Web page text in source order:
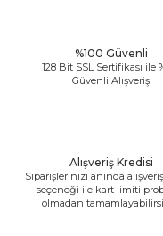
%100 Güvenli
128 Bit SSL Sertifikası ile
Güvenli Alışveriş
Alışveriş Kredisi
Siparişlerinizi anında
seçeneği ile kart limiti
olmadan